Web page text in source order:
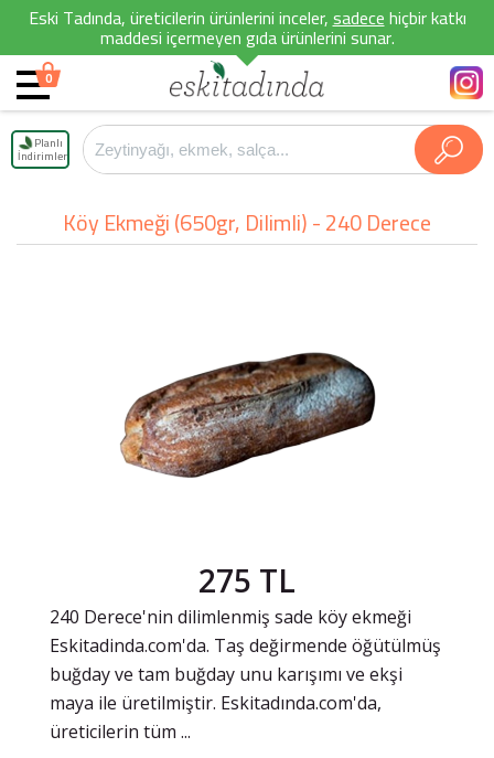
Eski Tadında, üreticilerin ürünlerini inceler,sadecehiçbir katkı
maddesi içermeyen gıda ürünlerini sunar.
0
Planlı
İndirimler
Köy Ekmeği (650gr, Dilimli) - 240 Derece
275 TL
240 Derece'nin dilimlenmiş sade köy ekmeği
Eskitadinda.com'da. Taş değirmende öğütülmüş
buğday ve tam buğday unu karışımı ve ekşi
maya ile üretilmiştir. Eskitadında.com'da,
üreticilerin tüm ...